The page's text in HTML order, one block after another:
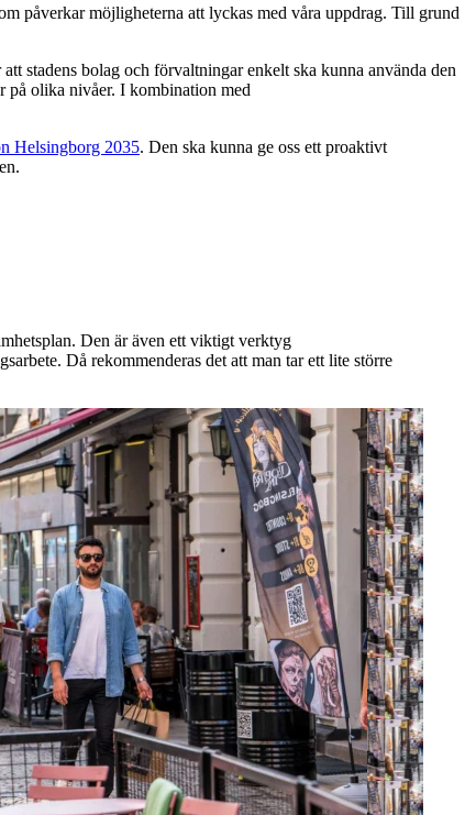
påverkar möjligheterna att lyckas med våra uppdrag. Till grund
stadens bolag och förvaltningar enkelt ska kunna använda den
på olika nivåer. I kombination med
Helsingborg 2035. Den ska kunna ge oss ett proaktivt
Den är även ett viktigt verktyg
Då rekommenderas det att man tar ett lite större